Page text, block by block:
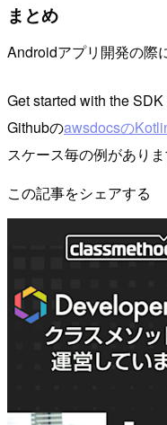
まとめ
Androidアプリ開発の際
Get started with the SDK
Githubのawsdocsの
スケース毎の例があり
この記事をシェアする